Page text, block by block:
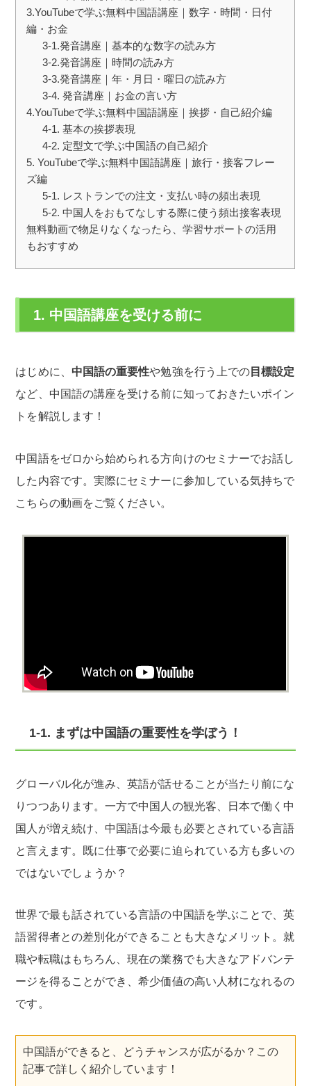
3.YouTubeで学ぶ無料中国語講座｜数字・時間・日付
編・お金
3-1.発音講座｜基本的な数字の読み方
3-2.発音講座｜時間の読み方
3-3.発音講座｜年・月日・曜日の読み方
3-4. 発音講座｜お金の言い方
4.YouTubeで学ぶ無料中国語講座｜挨拶・自己紹介編
4-1. 基本の挨拶表現
4-2. 定型文で学ぶ中国語の自己紹介
5. YouTubeで学ぶ無料中国語講座｜旅行・接客フレー
ズ編
5-1. レストランでの注文・支払い時の頻出表現
5-2. 中国人をおもてなしする際に使う頻出接客表現
無料動画で物足りなくなったら、学習サポートの活用
もおすすめ
1. 中国語講座を受ける前に
はじめに、 中国語の重要性や勉強を行う上での 目標設定
など、中国語の講座を受ける前に知っておきたいポイン
トを解説します！
中国語をゼロから始められる方向けのセミナーでお話し
した内容です。実際にセミナーに参加している気持ちで
こちらの動画をご覧ください。
1-1. まずは中国語の重要性を学ぼう！
グローバル化が進み、英語が話せることが当たり前にな
りつつあります。一方で中国人の観光客、日本で働く中
国人が増え続け、中国語は今最も必要とされている言語
と言えます。既に仕事で必要に迫られている方も多いの
ではないでしょうか？
世界で最も話されている言語の中国語を学ぶことで、英
語習得者との差別化ができることも大きなメリット。就
職や転職はもちろん、現在の業務でも大きなアドバンテ
ージを得ることができ、希少価値の高い人材になれるの
です。
中国語ができると、どうチャンスが広がるか？この
記事で詳しく紹介しています！